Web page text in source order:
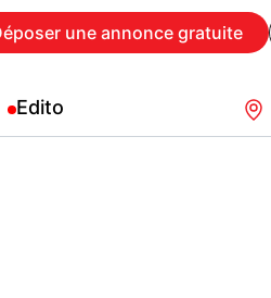
une annonce gratuite
Edito